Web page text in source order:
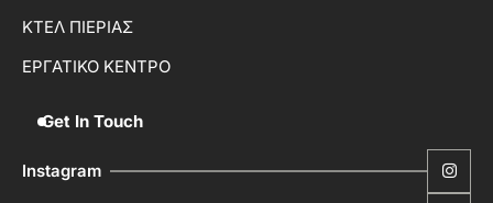
ΚΤΕΛ ΠΙΕΡΙΑΣ
ΕΡΓΑΤΙΚΟ ΚΕΝΤΡΟ
Get In Touch
Instagram